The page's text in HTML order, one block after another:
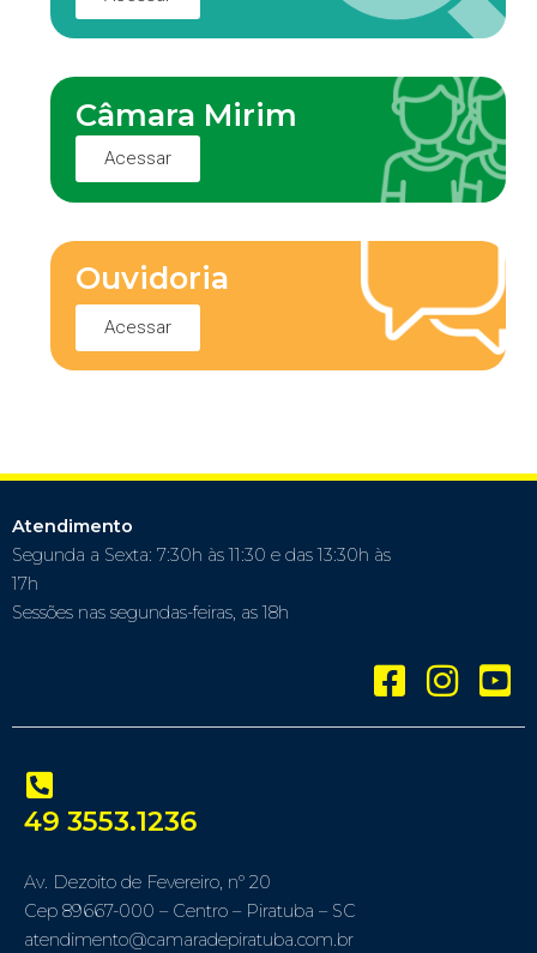
Câmara Mirim
Acessar
Ouvidoria
Acessar
Atendimento
Segunda a Sexta: 7:30h às 11:30 e das 13:30h às
17h
Sessões nas segundas-feiras, as 18h
49 3553.1236
Av. Dezoito de Fevereiro, nº 20
Cep 89667-000 – Centro – Piratuba – SC
atendimento@camaradepiratuba.com.br